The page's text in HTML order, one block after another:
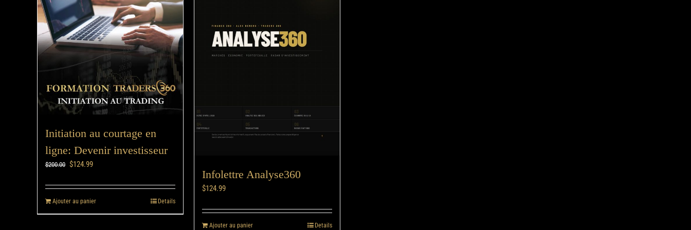
Initiation au courtage en
ligne: Devenir investisseur
$200.00 $124.99
Ajouter au panier Details
Infolettre Analyse360
$124.99
Ajouter au panier Details